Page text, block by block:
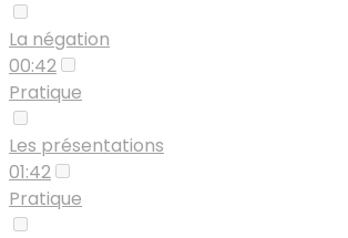
La négation
00:42
Pratique
Les présentations
01:42
Pratique